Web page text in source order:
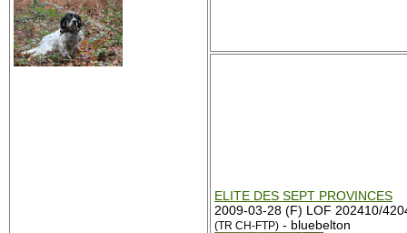
ELITE DES SEPT PROVINCES
2009-03-28 (F) LOF 202410/
(TR CH-FTP) - bluebelton